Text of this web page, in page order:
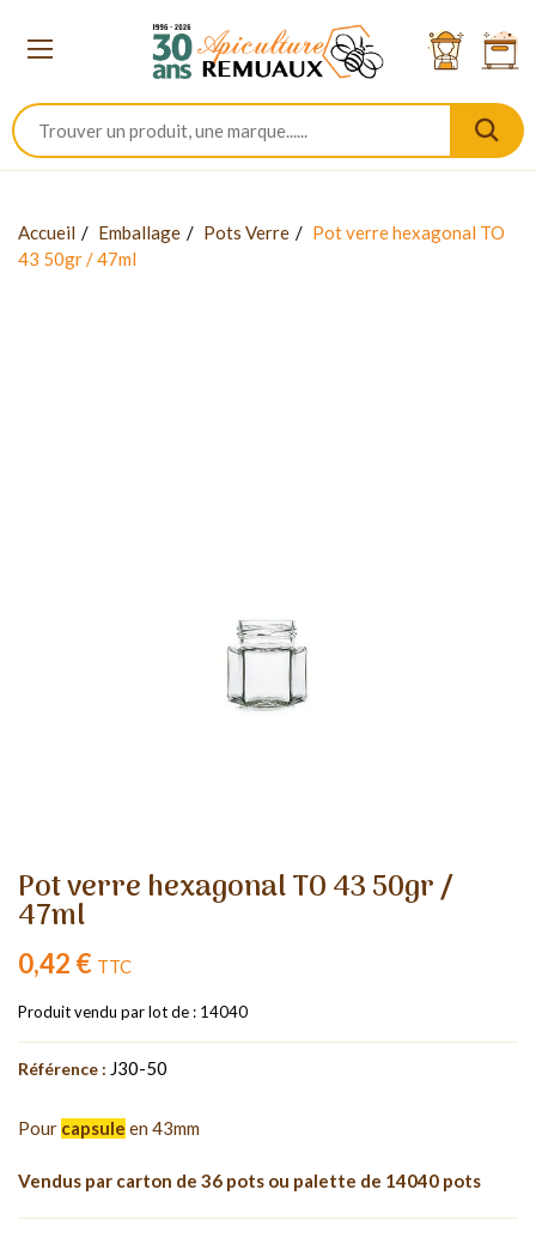
Accueil Emballage Pots Verre
Pot verre hexagonal TO
43 50gr / 47ml
Pot verre hexagonal TO 43 50gr /
47ml
0,42 € TTC
Produit vendu par lot de : 14040
Référence : J30-50
Pour capsule en 43mm
Vendus par carton de 36 pots ou palette de 14040 pots